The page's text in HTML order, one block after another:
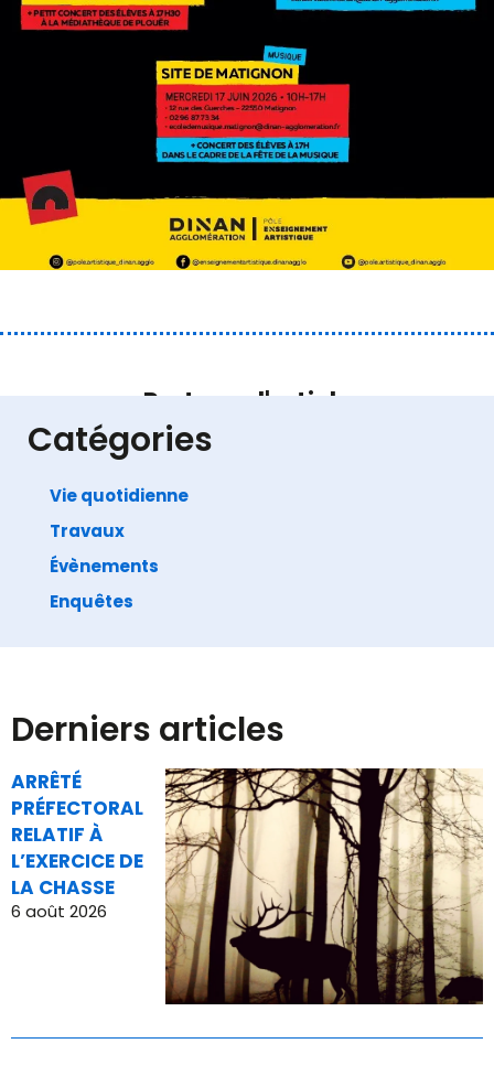
Partager l'article
Précédent
Catégories
Vie quotidienne
Travaux
Évènements
Enquêtes
Derniers articles
ARRÊTÉ
PRÉFECTORAL
RELATIF À
L’EXERCICE DE
LA CHASSE
6 août 2026